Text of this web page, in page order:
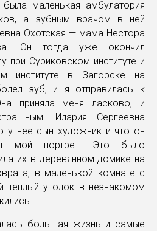
маленькая амбулатория
а зубным врачом в ней
Охотская — мама Нестора
Он тогда уже окончил
при Суриковском институте и
институте в Загорске на
зуб, и я отправилась к
приняла меня ласково, и
Илария Сергеевна
у нее сын художник и что он
мой портрет. Это было
их в деревянном домике на
в маленькой комнате с
теплый уголок в незнакомом
большая жизнь и самые